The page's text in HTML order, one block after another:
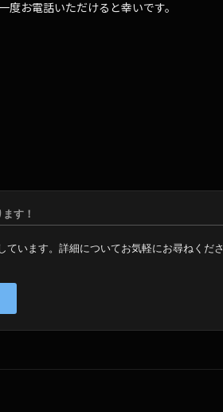
お電話いただけると幸いです。
す！
います。詳細についてお気軽にお尋ねくださ